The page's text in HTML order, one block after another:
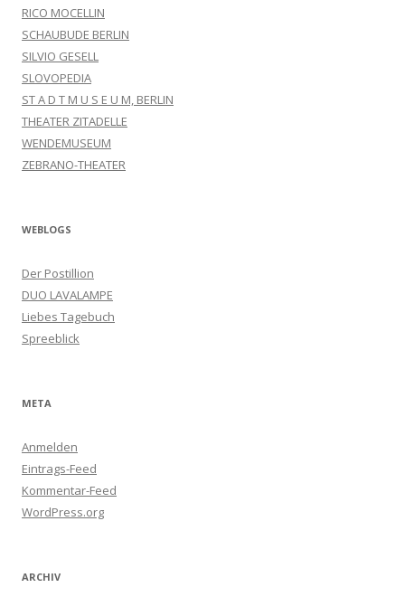
RICO MOCELLIN
SCHAUBUDE BERLIN
SILVIO GESELL
SLOVOPEDIA
ST A D T M U S E U M, BERLIN
THEATER ZITADELLE
WENDEMUSEUM
ZEBRANO-THEATER
WEBLOGS
Der Postillion
DUO LAVALAMPE
Liebes Tagebuch
Spreeblick
META
Anmelden
Eintrags-Feed
Kommentar-Feed
WordPress.org
ARCHIV